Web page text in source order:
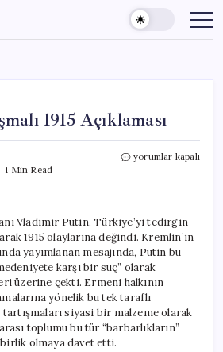
1915 Açıklaması
1 Min Read
Putin’in
yorumlar kapalı
Vladimir Putin, Türkiye’yi tedirgin
1915 olaylarına değindi. Kremlin’in
yayımlanan mesajında, Putin bu
karşı bir suç” olarak
üzerine çekti. Ermeni halkının
yönelik bu tek taraflı
tartışmaları siyasi bir malzeme olarak
toplumu bu tür “barbarlıkların”
olmaya davet etti.